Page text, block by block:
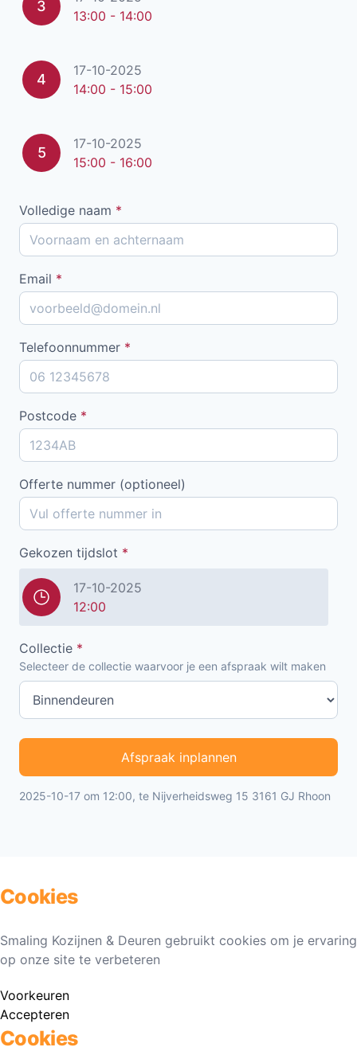
3
13:00 - 14:00
4
17-10-2025
14:00 - 15:00
5
17-10-2025
15:00 - 16:00
Volledige naam *
Email *
Telefoonnummer *
Postcode *
Offerte nummer (optioneel)
Gekozen tijdslot *
17-10-2025
12:00
Collectie *
Selecteer de collectie waarvoor je een afspraak wilt maken
Afspraak inplannen
2025-10-17 om 12:00, te Nijverheidsweg 15 3161 GJ Rhoon
Cookies
Smaling Kozijnen & Deuren gebruikt cookies om je ervaring
op onze site te verbeteren
Voorkeuren
Accepteren
Cookies